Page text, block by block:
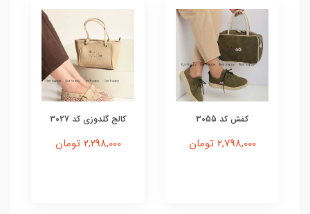
کفش کد 3055
2,798,000 تومان
کالج گلدوزی کد 3027
2,298,000 تومان